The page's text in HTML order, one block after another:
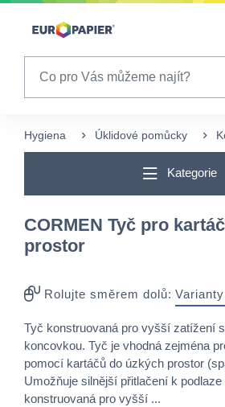
Table Of Content
Hygiena Úklidové pomůcky
Kategorie
CORMEN Tyč pro
prostor
Rolujte směrem dolů:
​Tyč konstruovaná pro vyšší zatížení
koncovkou.​ Tyč je vhodná zejména
pomocí kartáčů do úzkých prostor
Umožňuje silnější přitlačení k
konstruovaná pro vyšší ...